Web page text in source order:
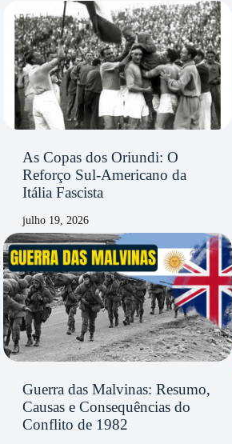
As Copas dos Oriundi: O
Reforço Sul-Americano da
Itália Fascista
julho 19, 2026
Guerra das Malvinas: Resumo,
Causas e Consequências do
Conflito de 1982